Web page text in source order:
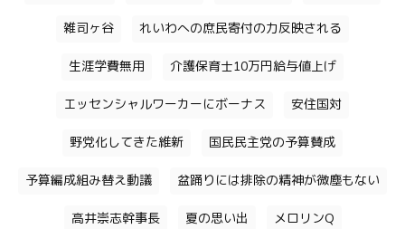
雑司ヶ谷 れいわへの庶民寄付の力反映される
生涯学費無用 介護保育士10万円給与値上げ
エッセンシャルワーカーにボーナス 安住国対
野党化してきた維新 国民民主党の予算賛成
予算編成組み替え動議 盆踊りには排除の精神が微塵もない
高井崇志幹事長 夏の思い出 メロリンQ